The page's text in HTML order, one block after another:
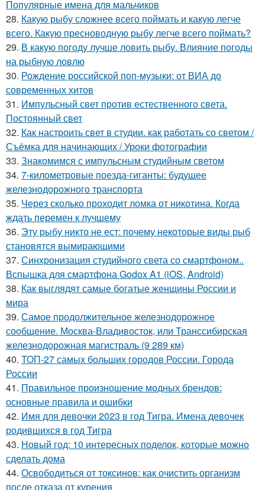
Популярные имена для мальчиков
28. Какую рыбу сложнее всего поймать и какую легче
всего. Какую пресноводную рыбу легче всего поймать?
29. В какую погоду лучше ловить рыбу. Влияние погоды
на рыбную ловлю
30. Рождение российской поп-музыки: от ВИА до
современных хитов
31. Импульсный свет против естественного света.
Постоянный свет
32. Как настроить свет в студии. как работать со светом /
Съёмка для начинающих / Уроки фотографии
33. Знакомимся с импульсным студийным светом
34. 7-километровые поезда-гиганты: будущее
железнодорожного транспорта
35. Через сколько проходит ломка от никотина. Когда
ждать перемен к лучшему
36. Эту рыбу никто не ест: почему некоторые виды рыб
становятся вымирающими
37. Синхронизация студийного света со смартфоном..
Вспышка для смартфона Godox A1 (iOS, Android)
38. Как выглядят самые богатые женщины России и
мира
39. Самое продолжительное железнодорожное
сообщение. Москва-Владивосток, или Транссибирская
железнодорожная магистраль (9 289 км)
40. ТОП-27 самых больших городов России. Города
России
41. Правильное произношение модных брендов:
основные правила и ошибки
42. Имя для девочки 2023 в год Тигра. Имена девочек
родившихся в год Тигра
43. Новый год: 10 интересных поделок, которые можно
сделать дома
44. Освободиться от токсинов: как очистить организм
после отказа от курения